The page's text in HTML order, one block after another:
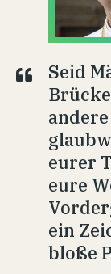
Seid
eurer
eure
ein
bloße